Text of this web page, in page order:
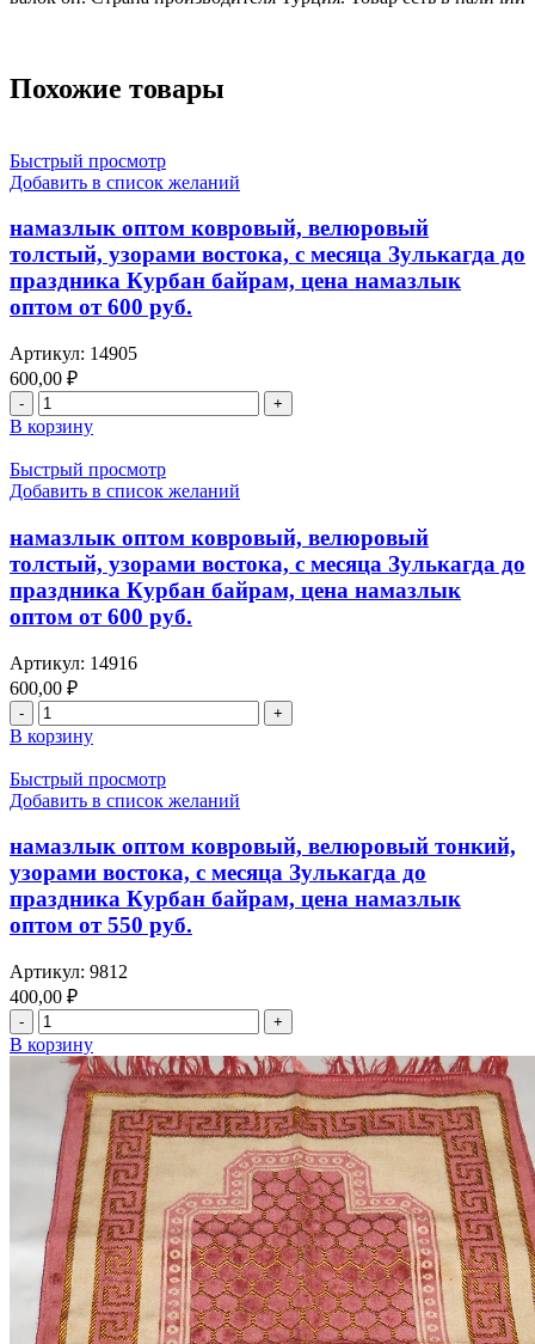
Похожие товары
Быстрый просмотр
Добавить в список желаний
намазлык оптом ковровый, велюровый
толстый, узорами востока, с месяца Зулькагда до
праздника Курбан байрам, цена намазлык
оптом от 600 руб.
Артикул: 14905
600,00 ₽
В корзину
Быстрый просмотр
Добавить в список желаний
намазлык оптом ковровый, велюровый
толстый, узорами востока, с месяца Зулькагда до
праздника Курбан байрам, цена намазлык
оптом от 600 руб.
Артикул: 14916
600,00 ₽
В корзину
Быстрый просмотр
Добавить в список желаний
намазлык оптом ковровый, велюровый тонкий,
узорами востока, с месяца Зулькагда до
праздника Курбан байрам, цена намазлык
оптом от 550 руб.
Артикул: 9812
400,00 ₽
В корзину